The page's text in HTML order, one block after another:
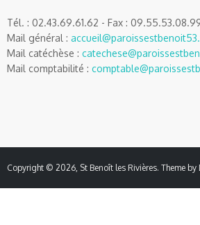
Tél. : 02.43.69.61.62 - Fax :
Mail général :
Mail catéchèse :
Mail comptabilité :
Copyright © 2026, St Benoît les Rivières. Theme by